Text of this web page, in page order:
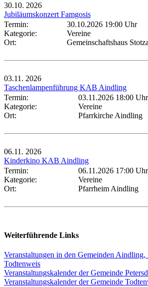
30.10. 2026
Jubiläumskonzert Famgosis
Termin:
30.10.2026 19:00 Uhr
Kategorie:
Vereine
Ort:
Gemeinschaftshaus
03.11. 2026
Taschenlampenführung KAB Aindling
Termin:
03.11.2026 18:00 Uhr
Kategorie:
Vereine
Ort:
Pfarrkirche Aindling
06.11. 2026
Kinderkino KAB Aindling
Termin:
06.11.2026 17:00 Uhr
Kategorie:
Vereine
Ort:
Pfarrheim Aindling
Weiterführende Links
Veranstaltungen in den Gemeinden Aindling,
Todtenweis
Veranstaltungskalender der Gemeinde
Veranstaltungskalender der Gemeinde